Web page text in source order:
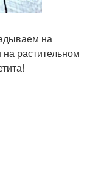
на
растительном